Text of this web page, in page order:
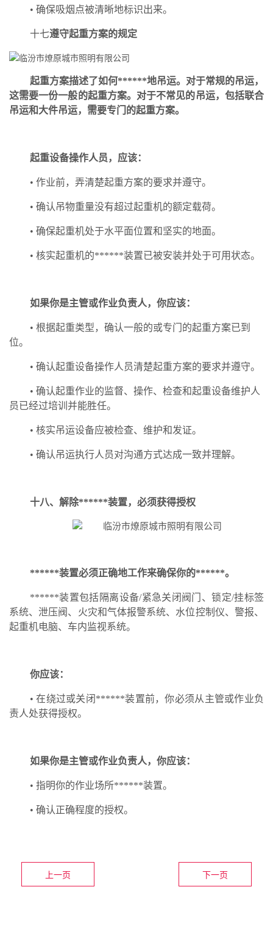
• 确保吸烟点被清晰地标识出来。
十七遵守起重方案的规定
起重方案描述了如何******地吊运。对于常规的吊运，
这需要一份一般的起重方案。对于不常见的吊运，包括联合
吊运和大件吊运，需要专门的起重方案。
起重设备操作人员，应该：
• 作业前，弄清楚起重方案的要求并遵守。
• 确认吊物重量没有超过起重机的额定载荷。
• 确保起重机处于水平面位置和坚实的地面。
• 核实起重机的******装置已被安装并处于可用状态。
如果你是主管或作业负责人，你应该：
• 根据起重类型，确认一般的或专门的起重方案已到
位。
• 确认起重设备操作人员清楚起重方案的要求并遵守。
• 确认起重作业的监督、操作、检查和起重设备维护人
员已经过培训并能胜任。
• 核实吊运设备应被检查、维护和发证。
• 确认吊运执行人员对沟通方式达成一致并理解。
十八、 解除******装置，必须获得授权
******装置必须正确地工作来确保你的******。
******装置包括隔离设备/紧急关闭阀门、锁定/挂标签
系统、泄压阀、火灾和气体报警系统、水位控制仪、警报、
起重机电脑、车内监视系统。
你应该：
• 在绕过或关闭******装置前，你必须从主管或作业负
责人处获得授权。
如果你是主管或作业负责人，你应该：
• 指明你的作业场所******装置。
• 确认正确程度的授权。
上一页 下一页